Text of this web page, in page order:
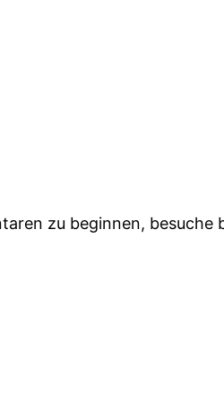
zu beginnen,